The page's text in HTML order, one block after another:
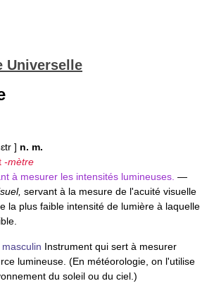
Universelle
] n. m.
-mètre
à mesurer les intensités lumineuses. —
servant à la mesure de l'acuité visuelle
la plus faible intensité de lumière à laquelle
masculin Instrument qui sert à mesurer
lumineuse. (En météorologie, on l'utilise
du soleil ou du ciel.)